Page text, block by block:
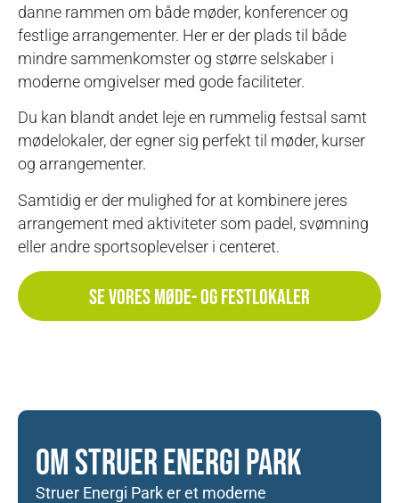
danne rammen om både møder, konferencer og
festlige arrangementer. Her er der plads til både
mindre sammenkomster og større selskaber i
moderne omgivelser med gode faciliteter.
Du kan blandt andet leje en rummelig festsal samt
mødelokaler, der egner sig perfekt til møder, kurser
og arrangementer.
Samtidig er der mulighed for at kombinere jeres
arrangement med aktiviteter som padel, svømning
eller andre sportsoplevelser i centeret.
SE VORES MØDE- OG FESTLOKALER
OM STRUER ENERGI PARK
Struer Energi Park er et moderne